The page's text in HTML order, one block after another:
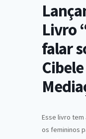
Livro
falar
Esse livro
os femininos